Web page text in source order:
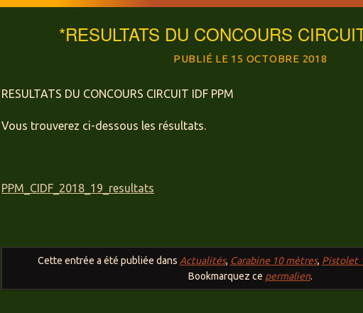
*RESULTATS DU CONCOURS
15 OCTOBRE 2018
RESULTATS DU CONCOURS CIRCUIT IDF PPM
Vous trouverez ci-dessous les résultats.
PPM_CIDF_2018_19_resultats
Cette entrée a été publiée dans Actualités, Carabine 10 mètres, Pistolet
Bookmarquez ce permalien.